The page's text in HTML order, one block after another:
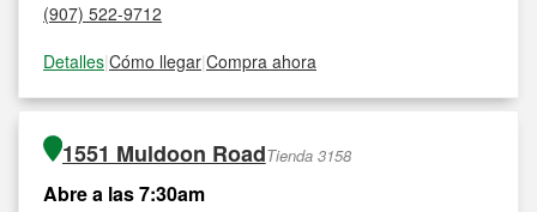
(907) 522-9712
Detalles|Cómo llegar|Compra ahora
1551 Muldoon RoadTienda 3158
Abre a las 7:30am